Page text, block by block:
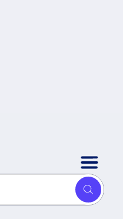
CELERON N3350 -
WIFI BT, 4 USB, 1
Y MOUSE, SIN SO, 1
MOD QII-07C46-MK